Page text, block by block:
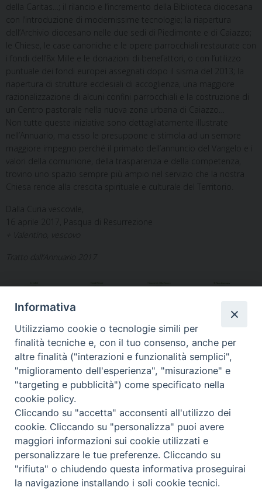
della Caritas…; il rilancio e l’incremento della Biblioteca diocesana
con l’introduzione di modernissime tecnologie; la riapertura
dell’Archivio diocesano nelle due sedi di Piedimonte e di Caiazzo;
le Chiese, le case canoniche e le opere parrocchiali restaurate con
i fondi dell’8x Mille e le donazioni di benefattori, o con l’utilizzo
puntuale dei fondi europei assegnati dopo il sisma del 2013; la
riapertura di strutture ecclesiali di accoglienza, una maggiore
razionalizzazione di alcuni confini parrocchiali e la costruzione di
un Centro pastorale nella nuova zona urbana di Caiazzo…
Non tutte queste iniziative sono dettagliatamente illustrate
nell’Annuario, ma esso le presuppone e stimola ad un sempre
maggiore impegno perché il primato dell’annuncio del Vangelo e i
valori della comunione, della trasparenza e della competenza,
trovino uno spazio sempre più ampio nel servizio che la nostra
Chiesa rende alla crescita spirituale e culturale del Territorio.
Dalla Curia vescovile,
16 aprile 2017, Pasqua di Resurrezione
Tratto dall’Annuario 2017
Diocesi di Alife-Caiazzo
Via Angelo Scorciarini Coppola, 234
Tel: 0823.786166 / 0823.912707
Email:info@diocesialifecaiazzo.it
Informativa
Utilizziamo cookie o tecnologie simili per
finalità tecniche e, con il tuo consenso, anche per
altre finalità ("interazioni e funzionalità semplici",
"miglioramento dell'esperienza", "misurazione" e
"targeting e pubblicità") come specificato nella
cookie policy.
Cliccando su "accetta" acconsenti all'utilizzo dei
cookie. Cliccando su "personalizza" puoi avere
maggiori informazioni sui cookie utilizzati e
personalizzare le tue preferenze. Cliccando su
"rifiuta" o chiudendo questa informativa proseguirai
la navigazione installando i soli cookie tecnici.